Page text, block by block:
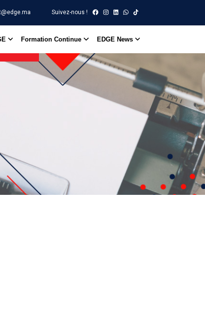
Suivez-nous !
Formation Continue EDGE News